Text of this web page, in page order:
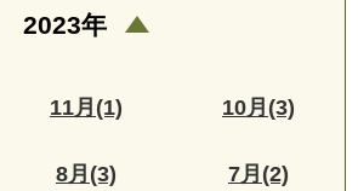
2023年
11月(1) 10月(3)
8月(3) 7月(2)